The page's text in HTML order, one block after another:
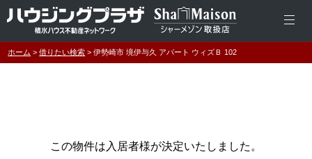
ホーム 借りたい検索 伊勢崎市 境伊与久 アパート ウィズＢ 102
この物件は入居者様が決定いたしました。